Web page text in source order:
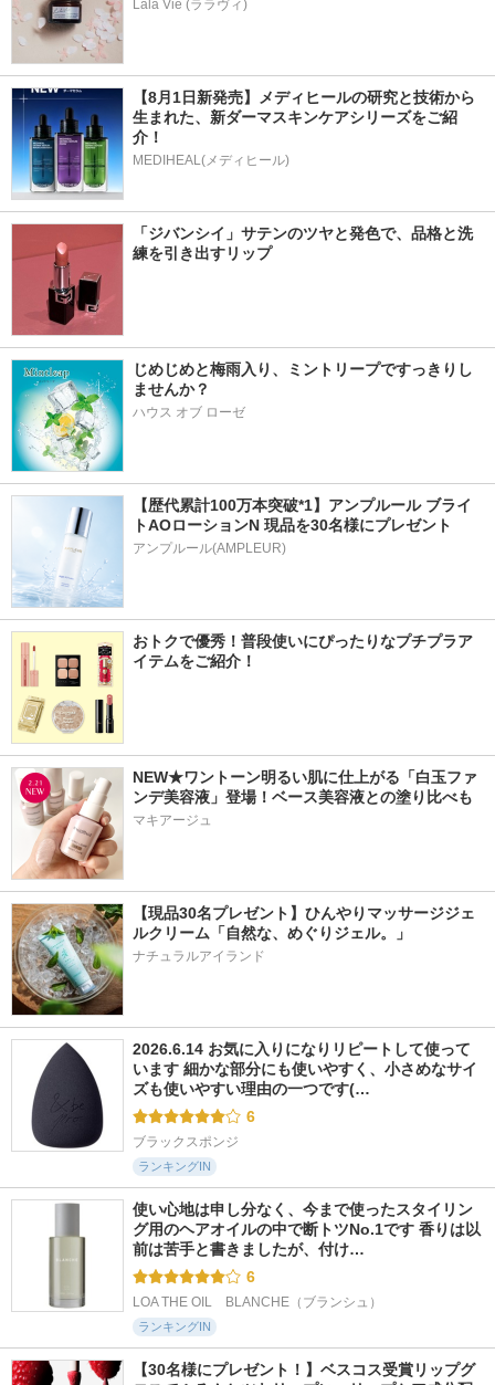
Lala Vie (ララヴィ)
【8月1日新発売】メディヒールの研究と技術から
生まれた、新ダーマスキンケアシリーズをご紹
介！
MEDIHEAL(メディヒール)
「ジバンシイ」サテンのツヤと発色で、品格と洗
練を引き出すリップ
じめじめと梅雨入り、ミントリープですっきりし
ませんか？
ハウス オブ ローゼ
【歴代累計100万本突破*1】アンプルール ブライ
トAOローションN 現品を30名様にプレゼント
アンプルール(AMPLEUR)
おトクで優秀！普段使いにぴったりなプチプラア
イテムをご紹介！
NEW★ワントーン明るい肌に仕上がる「白玉ファ
ンデ美容液」登場！ベース美容液との塗り比べも
マキアージュ
【現品30名プレゼント】ひんやりマッサージジェ
ルクリーム「自然な、めぐりジェル。」
ナチュラルアイランド
2026.6.14 お気に入りになりリピートして使って
います 細かな部分にも使いやすく、小さめなサイ
ズも使いやすい理由の一つです(…
6
ブラックスポンジ
ランキングIN
使い心地は申し分なく、今まで使ったスタイリン
グ用のヘアオイルの中で断トツNo.1です 香りは以
前は苦手と書きましたが、付け…
6
LOA THE OIL　BLANCHE（ブランシュ）
ランキングIN
【30名様にプレゼント！】ベスコス受賞リップグ